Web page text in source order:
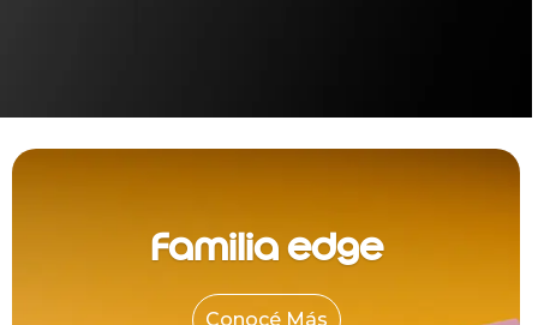
Familia edge
Conocé Más